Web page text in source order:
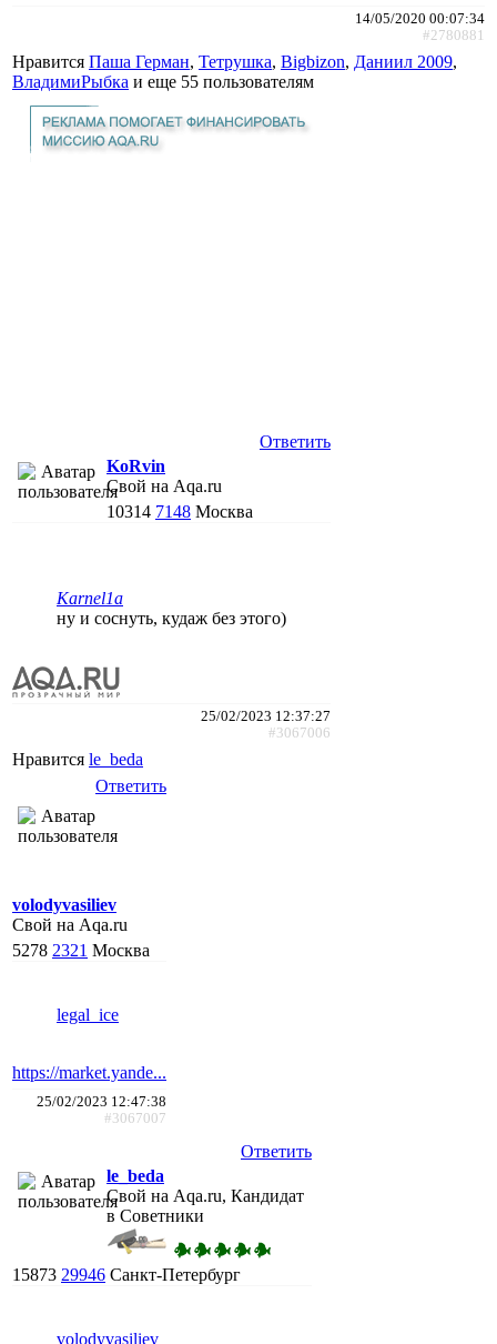
14/05/2020 00:07:34
#2780881
Нравится Паша Герман, Тетрушка, Bigbizon, Даниил 2009,
ВладимиРыбка и еще 55 пользователям
Ответить
KoRvin
Свой на Aqa.ru
10314 7148 Москва
Karnel1a
ну и соснуть, кудаж без этого)
25/02/2023 12:37:27
#3067006
Нравится le_beda
Ответить
volodyvasiliev
Свой на Aqa.ru
5278 2321 Москва
legal_ice
https://market.yande...
25/02/2023 12:47:38
#3067007
Ответить
le_beda
Свой на Aqa.ru, Кандидат
в Советники
15873 29946 Санкт-Петербург
volodyvasiliev